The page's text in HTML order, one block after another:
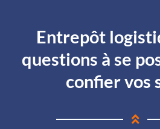
Entrepôt
questions à se
confier vos